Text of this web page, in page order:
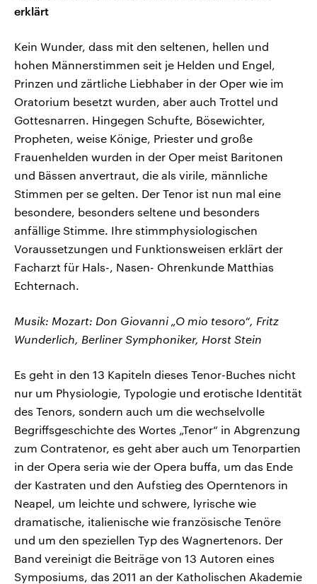
erklärt
Kein Wunder, dass mit den seltenen, hellen und
hohen Männerstimmen seit je Helden und Engel,
Prinzen und zärtliche Liebhaber in der Oper wie im
Oratorium besetzt wurden, aber auch Trottel und
Gottesnarren. Hingegen Schufte, Bösewichter,
Propheten, weise Könige, Priester und große
Frauenhelden wurden in der Oper meist Baritonen
und Bässen anvertraut, die als virile, männliche
Stimmen per se gelten. Der Tenor ist nun mal eine
besondere, besonders seltene und besonders
anfällige Stimme. Ihre stimmphysiologischen
Voraussetzungen und Funktionsweisen erklärt der
Facharzt für Hals-, Nasen- Ohrenkunde Matthias
Echternach.
Musik: Mozart: Don Giovanni „O mio tesoro“, Fritz
Wunderlich, Berliner Symphoniker, Horst Stein
Es geht in den 13 Kapiteln dieses Tenor-Buches nicht
nur um Physiologie, Typologie und erotische Identität
des Tenors, sondern auch um die wechselvolle
Begriffsgeschichte des Wortes „Tenor“ in Abgrenzung
zum Contratenor, es geht aber auch um Tenorpartien
in der Opera seria wie der Opera buffa, um das Ende
der Kastraten und den Aufstieg des Operntenors in
Neapel, um leichte und schwere, lyrische wie
dramatische, italienische wie französische Tenöre
und um den speziellen Typ des Wagnertenors. Der
Band vereinigt die Beiträge von 13 Autoren eines
Symposiums, das 2011 an der Katholischen Akademie